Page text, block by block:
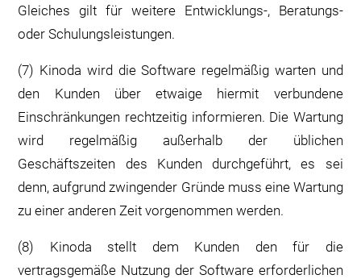
Gleiches gilt für weitere Entwicklungs-, Beratungs-
oder Schulungsleistungen.
(7) Kinoda wird die Software regelmäßig warten und
den Kunden über etwaige hiermit verbundene
Einschränkungen rechtzeitig informieren. Die Wartung
wird regelmäßig außerhalb der üblichen
Geschäftszeiten des Kunden durchgeführt, es sei
denn, aufgrund zwingender Gründe muss eine Wartung
zu einer anderen Zeit vorgenommen werden.
(8) Kinoda stellt dem Kunden den für die
vertragsgemäße Nutzung der Software erforderlichen